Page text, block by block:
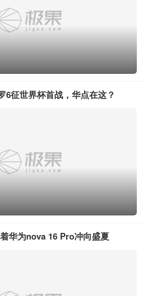
6征世界杯首战，华点在这？
华为nova 16 Pro冲向盛夏